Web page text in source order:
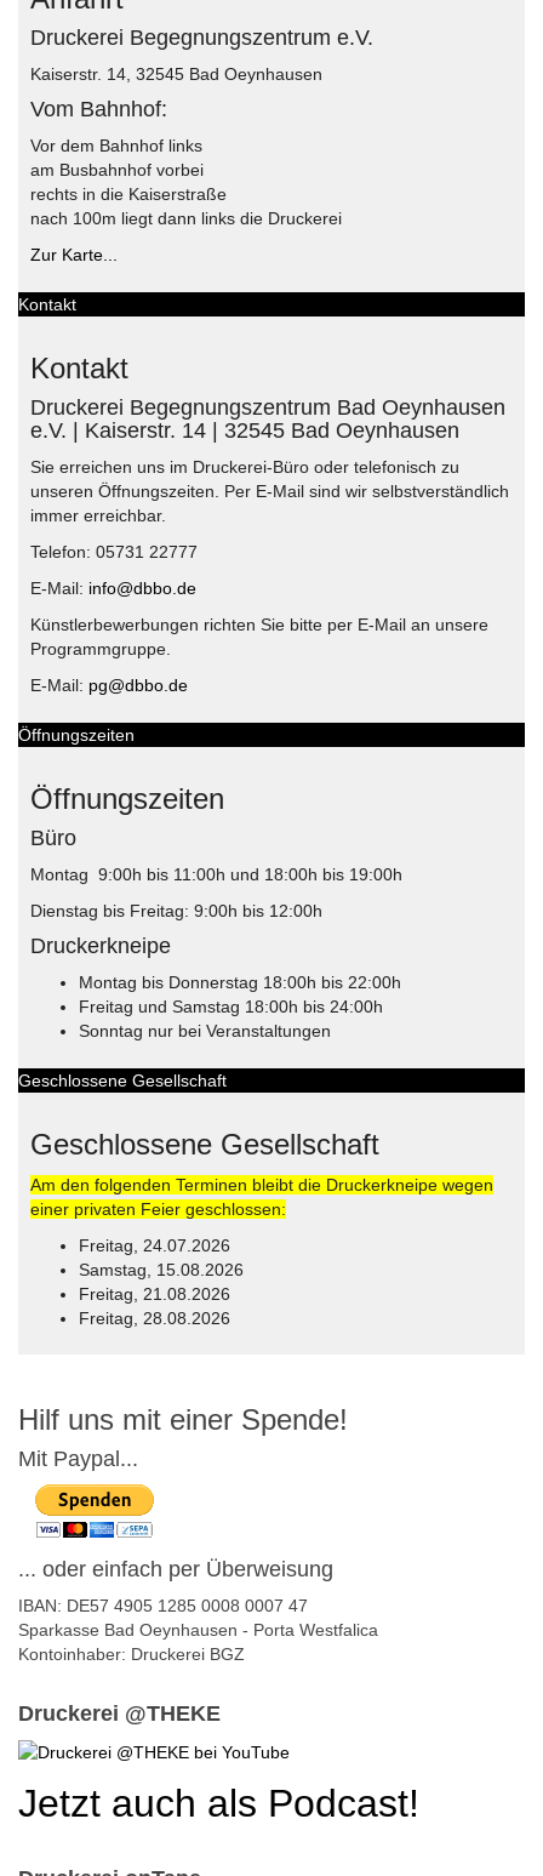
Druckerei Begegnungszentrum e.V.
Kaiserstr. 14, 32545 Bad Oeynhausen
Vom Bahnhof:
Vor dem Bahnhof links
am Busbahnhof vorbei
rechts in die Kaiserstraße
nach 100m liegt dann links die Druckerei
Zur Karte...
Kontakt
Kontakt
Druckerei Begegnungszentrum Bad Oeynhausen
e.V. | Kaiserstr. 14 | 32545 Bad Oeynhausen
Sie erreichen uns im Druckerei-Büro oder telefonisch zu
unseren Öffnungszeiten. Per E-Mail sind wir selbstverständlich
immer erreichbar.
Telefon: 05731 22777
E-Mail: info@dbbo.de
Künstlerbewerbungen richten Sie bitte per E-Mail an unsere
Programmgruppe.
E-Mail: pg@dbbo.de
Öffnungszeiten
Öffnungszeiten
Büro
Montag 9:00h bis 11:00h und 18:00h bis 19:00h
Dienstag bis Freitag: 9:00h bis 12:00h
Druckerkneipe
Montag bis Donnerstag 18:00h bis 22:00h
Freitag und Samstag 18:00h bis 24:00h
Sonntag nur bei Veranstaltungen
Geschlossene Gesellschaft
Geschlossene Gesellschaft
Am den folgenden Terminen bleibt die Druckerkneipe wegen
einer privaten Feier geschlossen:
Freitag, 24.07.2026
Samstag, 15.08.2026
Freitag, 21.08.2026
Freitag, 28.08.2026
Hilf uns mit einer Spende!
Mit Paypal...
... oder einfach per Überweisung
IBAN: DE57 4905 1285 0008 0007 47
Sparkasse Bad Oeynhausen - Porta Westfalica
Kontoinhaber: Druckerei BGZ
Druckerei @THEKE
Jetzt auch als Podcast!